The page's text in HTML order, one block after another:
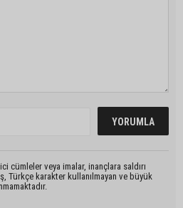
cümleler veya imalar, inançlara saldırı
Türkçe karakter kullanılmayan ve büyük